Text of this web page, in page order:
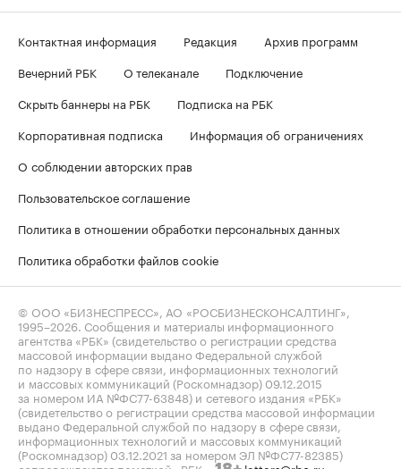
Контактная информация Редакция
Архив программ
Вечерний РБК
О телеканале
Подключение
Скрыть баннеры на РБК
Подписка на РБК
Корпоративная подписка
Информация об ограничениях
О соблюдении авторских прав
Пользовательское соглашение
Политика в отношении обработки персональных данных
Политика обработки файлов cookie
© ООО «БИЗНЕСПРЕСС», АО «РОСБИЗНЕСКОНСАЛТИНГ»,
1995–2026 . Сообщения и материалы информационного
агентства «РБК» (свидетельство о регистрации средства
массовой информации выдано Федеральной службой
по надзору в сфере связи, информационных технологий
и массовых коммуникаций (Роскомнадзор) 09.12.2015
за номером ИА №ФС77-63848) и сетевого издания «РБК»
(свидетельство о регистрации средства массовой информации
выдано Федеральной службой по надзору в сфере связи,
информационных технологий и массовых коммуникаций
(Роскомнадзор) 03.12.2021 за номером ЭЛ №ФС77-82385)